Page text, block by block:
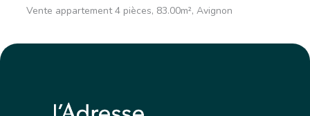
Vente appartement 4 pièces, 83.00m², Avignon